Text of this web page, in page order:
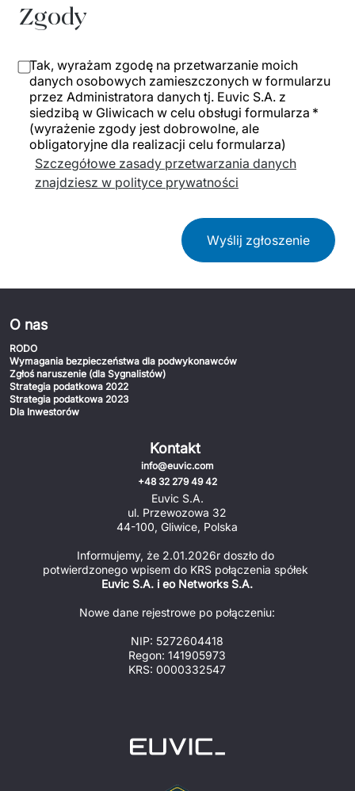
Zgody
Tak, wyrażam zgodę na przetwarzanie moich
danych osobowych zamieszczonych w formularzu
przez Administratora danych tj. Euvic S.A. z
siedzibą w Gliwicach w celu obsługi formularza *
(wyrażenie zgody jest dobrowolne, ale
obligatoryjne dla realizacji celu formularza)
Szczegółowe zasady przetwarzania danych
znajdziesz w polityce prywatności
Wyślij zgłoszenie
O nas
RODO
Wymagania bezpieczeństwa dla podwykonawców
Zgłoś naruszenie (dla Sygnalistów)
Strategia podatkowa 2022
Strategia podatkowa 2023
Dla Inwestorów
Kontakt
info@euvic.com
+48 32 279 49 42
Euvic S.A.
ul. Przewozowa 32
44-100, Gliwice, Polska
Informujemy, że 2.01.2026r doszło do
Euvic S.A. i eo Networks S.A.
Nowe dane rejestrowe po połączeniu:
NIP: 5272604418
Regon: 141905973
KRS: 0000332547